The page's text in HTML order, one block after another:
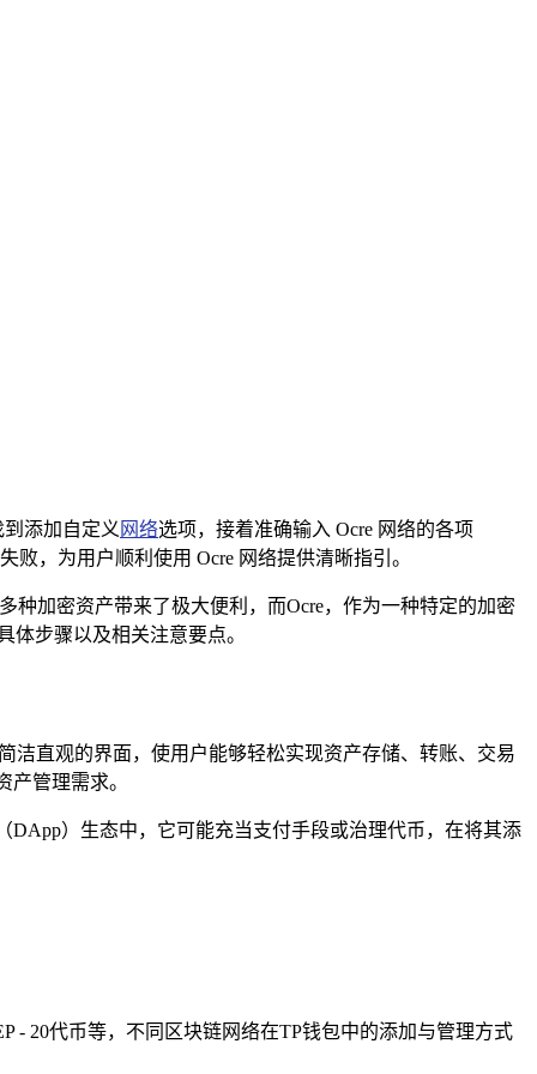
添加自定义 网络选项，接着准确输入 Ocre 网络的各项
，为用户顺利使用 Ocre 网络提供清晰指引。
种加密资产带来了极大便利，而Ocre，作为一种特定的加密
体步骤以及相关注意要点。
洁直观的界面，使用户能够轻松实现资产存储、转账、交易
管理需求。
）生态中，它可能充当支付手段或治理代币，在将其添
- 20代币等，不同区块链网络在TP钱包中的添加与管理方式